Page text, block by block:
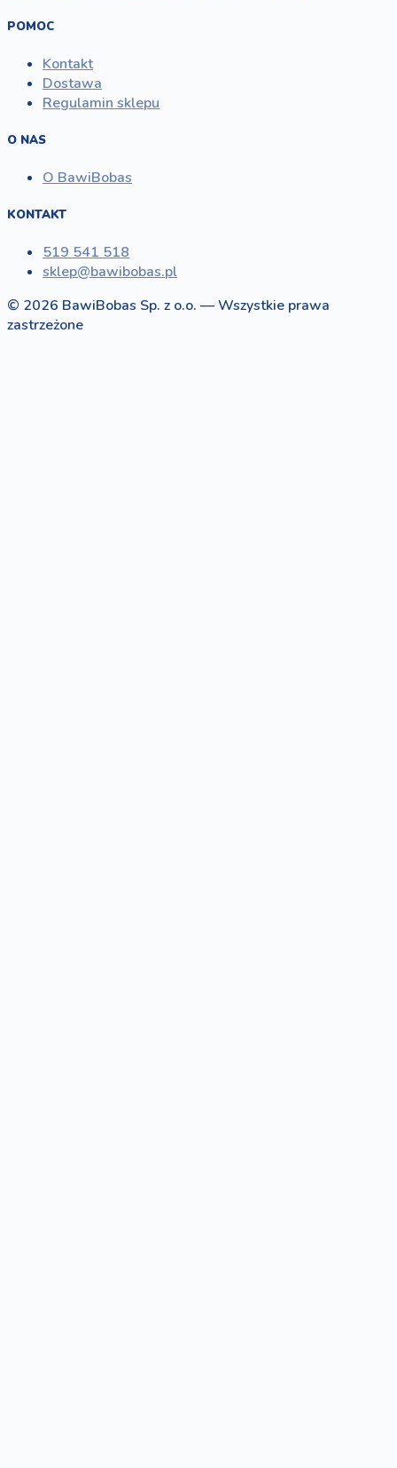
POMOC
Kontakt
Dostawa
Regulamin sklepu
O NAS
O BawiBobas
KONTAKT
519 541 518
sklep@bawibobas.pl
© 2026 BawiBobas Sp. z o.o. — Wszystkie prawa
zastrzeżone